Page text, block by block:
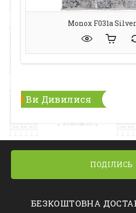
Monox F031a
Ви Дивилися
ПОДІЛИСЬ
БЕЗКОШТОВНА